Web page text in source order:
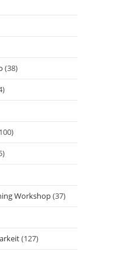
(38)
Workshop(37)
(127)